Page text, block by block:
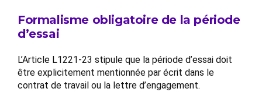
Formalisme obligatoire de la période
d’essai
L’Article L1221-23 stipule que la période d’essai doit
être explicitement mentionnée par écrit dans le
contrat de travail ou la lettre d’engagement.